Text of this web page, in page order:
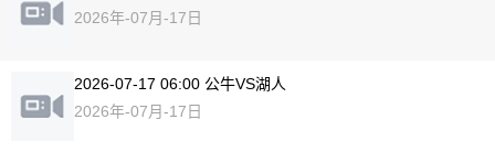
2026年-07月-17日
2026-07-17 06:00 公牛VS湖人
2026年-07月-17日